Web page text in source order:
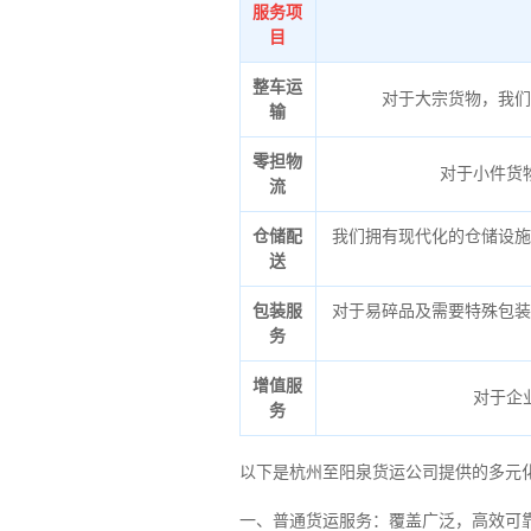
服务项
目
整车运
输
对于大宗货物，我
零担物
流
对于小件货
仓储配
送
我们拥有现代化的仓储设
包装服
务
对于易碎品及需要特殊包
增值服
务
对于企
以下是杭州至阳泉货运公司提供的多
一、普通货运服务：覆盖广泛，高效可